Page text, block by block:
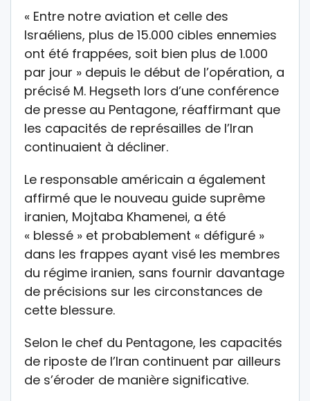
« Entre notre aviation et celle des
Israéliens, plus de 15.000 cibles ennemies
ont été frappées, soit bien plus de 1.000
par jour » depuis le début de l’opération, a
précisé M. Hegseth lors d’une conférence
de presse au Pentagone, réaffirmant que
les capacités de représailles de l’Iran
continuaient à décliner.
Le responsable américain a également
affirmé que le nouveau guide suprême
iranien, Mojtaba Khamenei, a été
« blessé » et probablement « défiguré »
dans les frappes ayant visé les membres
du régime iranien, sans fournir davantage
de précisions sur les circonstances de
cette blessure.
Selon le chef du Pentagone, les capacités
de riposte de l’Iran continuent par ailleurs
de s’éroder de manière significative.